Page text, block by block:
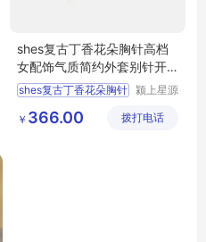
shes复古丁香花朵胸针高档
女配饰气质简约外套别针开
衫插针胸花
shes复古丁香花朵胸针
颍上星源
有限公司
￥ 366.00 拨打电话